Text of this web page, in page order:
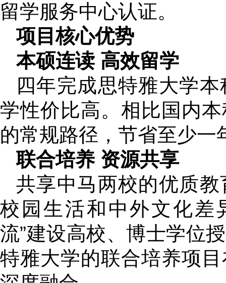
留学服务中心认证。
项目核心优势
本硕连读 高效留学
四年完成思特雅大学
学性价比高。相比国内
的常规路径，节省至少一
联合培养 资源共享
共享中马两校的优质
校园生活和中外文化差
流”建设高校、博士学位
特雅大学的联合培养项